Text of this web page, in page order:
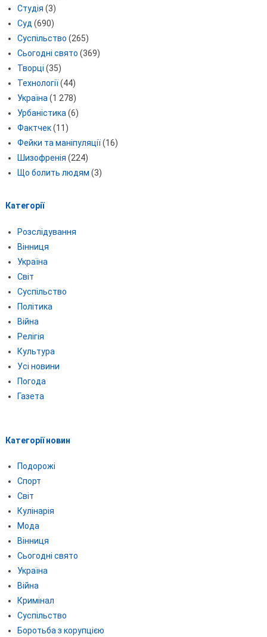
Студія (3)
Суд (690)
Суспільство (265)
Сьогодні свято (369)
Творці (35)
Технології(44)
Україна(1 278)
Урбаністика(6)
Фактчек(11)
Фейки та маніпуляції(16)
Шизофренія (224)
Що болить людям (3)
Категорії
Розслідування
Вінниця
Україна
Світ
Суспільство
Політика
Війна
Релігія
Культура
Усі новини
Погода
Газета
Категорії новин
Подорожі
Спорт
Світ
Кулінарія
Мода
Вінниця
Сьогодні свято
Україна
Війна
Кримінал
Суспільство
Боротьба з корупцією